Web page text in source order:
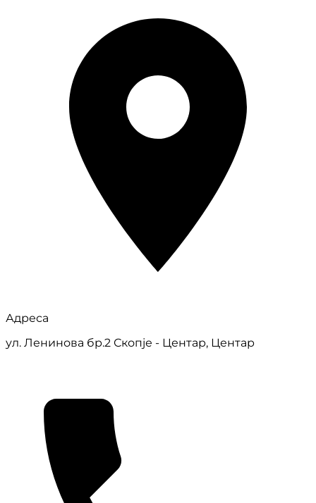
Адреса
ул. Ленинова бр.2 Скопје - Центар, Центар